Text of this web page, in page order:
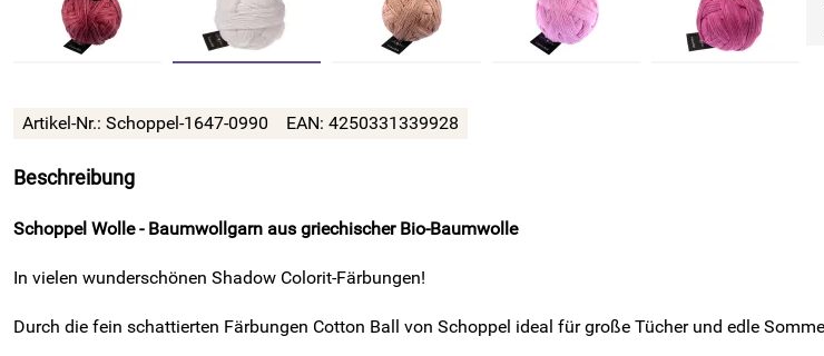
Artikel-Nr.: Schoppel-1647-0990 EAN: 4250331339928
Beschreibung
Schoppel Wolle - Baumwollgarn aus griechischer Bio-Baumwolle
In vielen wunderschönen Shadow Colorit-Färbungen!
Durch die fein schattierten Färbungen Cotton Ball von Schoppel ideal für große Tücher und edle